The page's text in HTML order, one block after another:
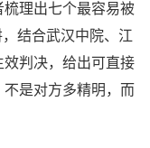
理出七个最容易被
结合武汉中院、江
效判决，给出可直接
是对方多精明，而